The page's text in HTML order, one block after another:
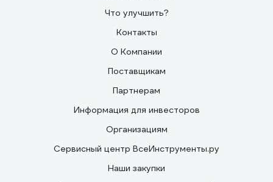
Что улучшить?
Контакты
О Компании
Поставщикам
Партнерам
Информация для инвесторов
Организациям
Сервисный центр ВсеИнструменты.ру
Наши закупки